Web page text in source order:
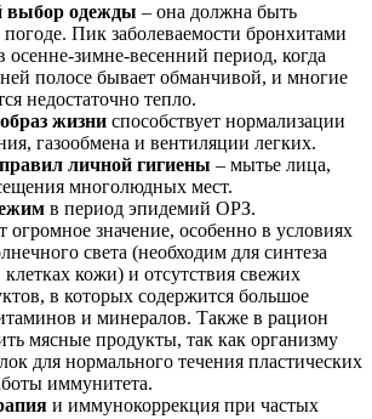
одежды – она должна быть
Пик заболеваемости бронхитами
осенне-зимне-весенний период, когда
полосе бывает обманчивой, и многие
недостаточно тепло.
жизни способствует нормализации
газообмена и вентиляции легких.
личной гигиены – мытье лица,
многолюдных мест.
в период эпидемий ОРЗ.
огромное значение, особенно в условиях
света (необходим для синтеза
кожи) и отсутствия свежих
в которых содержится большое
и минералов. Также в рацион
мясные продукты, так как организму
для нормального течения пластических
иммунитета.
и иммунокоррекция при частых